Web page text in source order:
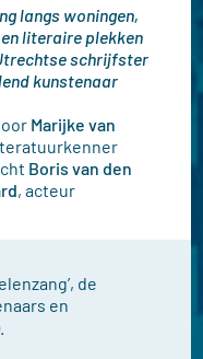
langs woningen,
literaire plekken
schrijfster
kunstenaar
Marijke van
Boris van den
, acteur
de
en